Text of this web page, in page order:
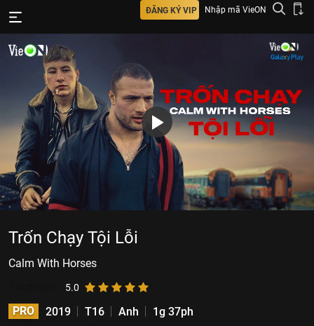
ĐĂNG KÝ VIP Nhập mã VieON
Trốn Chạy Tội Lỗi
Calm With Horses
5.0
PRO 2019 T16 Anh
1g 37ph